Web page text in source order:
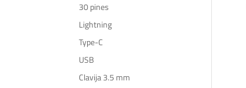
30 pines
Lightning
Type-C
USB
Clavija 3.5 mm